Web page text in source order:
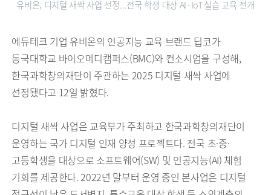
유비온, 디지털 새싹 사업 선정…전국 학생 대상 AI·IoT 실습 교육 전개
에듀테크 기업 유비온의 인공지능 교육 브랜드 딥코가
동국대학교 바이오메디캠퍼스(BMC)와 컨소시엄을 구성해,
한국과학창의재단이 주관하는 2025 디지털 새싹 사업에
선정됐다고 12일 밝혔다.
디지털 새싹 사업은 교육부가 주최하고 한국과학창의재단이
운영하는 국가 디지털 인재 양성 프로젝트다. 전국 초·중·
고등학생을 대상으로 소프트웨어(SW) 및 인공지능(AI) 체험
기회를 제공한다. 2022년 말부터 운영 중인 본사업은 디지털